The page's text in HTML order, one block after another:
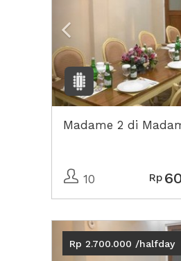
Madame 2 di
10 Rp
Previous
Rp 2.700.000 /halfday